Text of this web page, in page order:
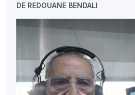
DE REDOUANE BENDALI